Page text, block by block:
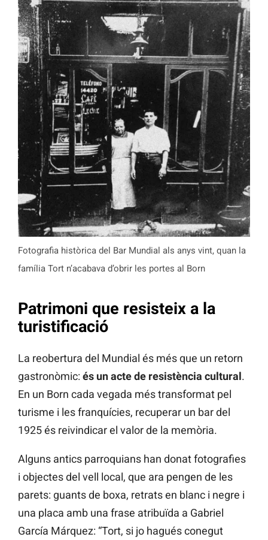
Fotografia històrica del Bar Mundial als anys vint, quan la
família Tort n’acabava d’obrir les portes al Born
Patrimoni que resisteix a la
turistificació
La reobertura del Mundial és més que un retorn
gastronòmic: és un acte de resistència cultural.
En un Born cada vegada més transformat pel
turisme i les franquícies, recuperar un bar del
1925 és reivindicar el valor de la memòria.
Alguns antics parroquians han donat fotografies
i objectes del vell local, que ara pengen de les
parets: guants de boxa, retrats en blanc i negre i
una placa amb una frase atribuïda a Gabriel
García Márquez: “Tort, si jo hagués conegut